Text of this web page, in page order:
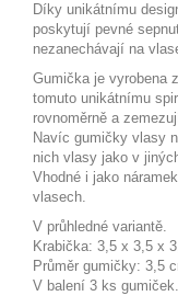
Díky unikátnímu
poskytují pevné
nezanechávají na
Gumička je vyrobena
tomuto unikátnímu
rovnoměrně a
Navíc gumičky vlasy
nich vlasy jako v
Vhodné i jako
vlasech.
V průhledné variantě.
Krabička: 3,5 x 3,5 x
Průměr gumičky: 3,5
V balení 3 ks gumiček.